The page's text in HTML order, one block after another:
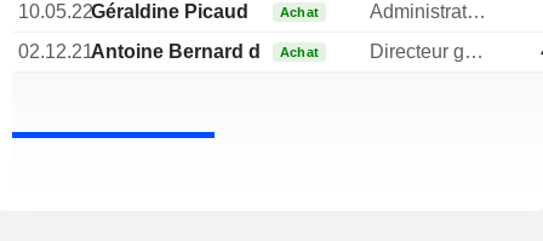
10.05.22Géraldine Picaud Achat
Administrateur
02.12.21Antoine Bernard de Saint-Affrique
Achat Directeur general